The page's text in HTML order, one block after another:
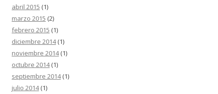
abril 2015 (1)
marzo 2015 (2)
febrero 2015 (1)
diciembre 2014(1)
noviembre 2014(1)
octubre 2014(1)
septiembre 2014(1)
julio 2014(1)